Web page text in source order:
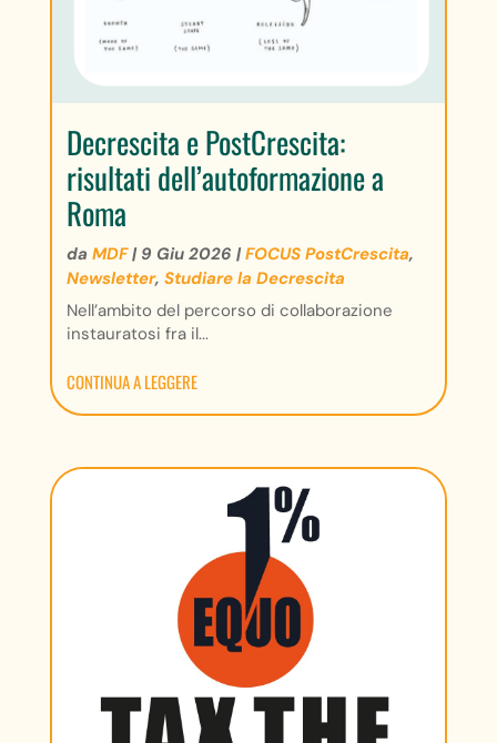
Decrescita e PostCrescita:
risultati dell’autoformazione a
Roma
da MDF| 9 Giu 2026 |FOCUS PostCrescita,
Newsletter, Studiare la Decrescita
Nell’ambito del percorso di collaborazione
instauratosi fra il...
CONTINUA A LEGGERE